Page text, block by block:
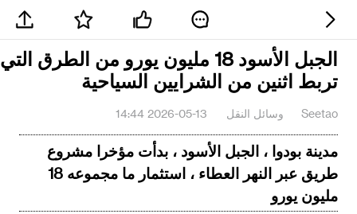
الجبل الأسود 18 مليون يورو من الطرق التي
تربط اثنين من الشرايين السياحية
Seetao وسائل النقل 2026-05-13 14:44
مدينة بودوا ، الجبل الأسود ، بدأت مؤخرا مشروع
طريق عبر النهر العطاء ، استثمار ما مجموعه 18
مليون يورو